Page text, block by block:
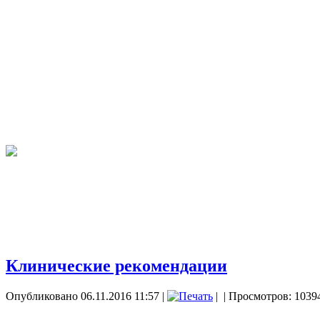
Клинические рекомендации
Опубликовано 06.11.2016 11:57 | | | Просмотров: